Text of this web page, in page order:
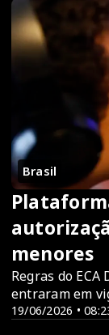
Brasil
19/06/2026 •
menores
Regras do
entraram em